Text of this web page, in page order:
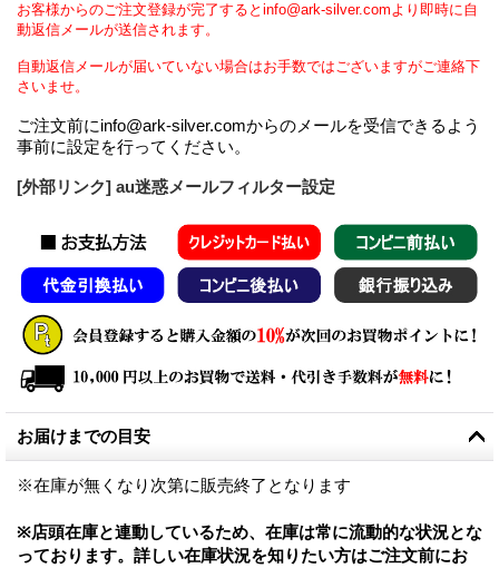
お客様からのご注文登録が完了するとinfo@ark-silver.comより即時に自
動返信メールが送信されます。
自動返信メールが届いていない場合はお手数ではございますがご連絡下
さいませ。
ご注文前にinfo@ark-silver.comからのメールを受信できるよう
事前に設定を行ってください。
[外部リンク] au迷惑メールフィルター設定
お届けまでの目安
※在庫が無くなり次第に販売終了となります
※店頭在庫と連動しているため、在庫は常に流動的な状況とな
っております。詳しい在庫状況を知りたい方はご注文前にお